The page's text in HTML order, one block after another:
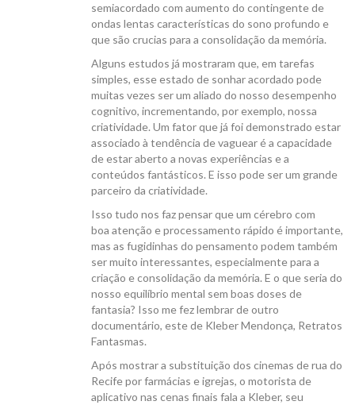
semiacordado com aumento do contingente de
ondas lentas características do sono profundo e
que são crucias para a consolidação da memória.
Alguns estudos já mostraram que, em tarefas
simples, esse estado de sonhar acordado pode
muitas vezes ser um aliado do nosso desempenho
cognitivo, incrementando, por exemplo, nossa
criatividade. Um fator que já foi demonstrado estar
associado à tendência de vaguear é a capacidade
de estar aberto a novas experiências e a
conteúdos fantásticos. E isso pode ser um grande
parceiro da criatividade.
Isso tudo nos faz pensar que um cérebro com
boa atenção e processamento rápido é importante,
mas as fugidinhas do pensamento podem também
ser muito interessantes, especialmente para a
criação e consolidação da memória. E o que seria do
nosso equilíbrio mental sem boas doses de
fantasia? Isso me fez lembrar de outro
documentário, este de Kleber Mendonça, Retratos
Fantasmas.
Após mostrar a substituição dos cinemas de rua do
Recife por farmácias e igrejas, o motorista de
aplicativo nas cenas finais fala a Kleber, seu